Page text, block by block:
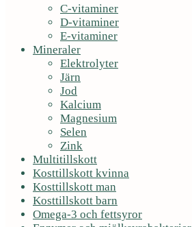
C-vitaminer
D-vitaminer
E-vitaminer
Mineraler
Elektrolyter
Järn
Jod
Kalcium
Magnesium
Selen
Zink
Multitillskott
Kosttillskott kvinna
Kosttillskott man
Kosttillskott barn
Omega-3 och fettsyror